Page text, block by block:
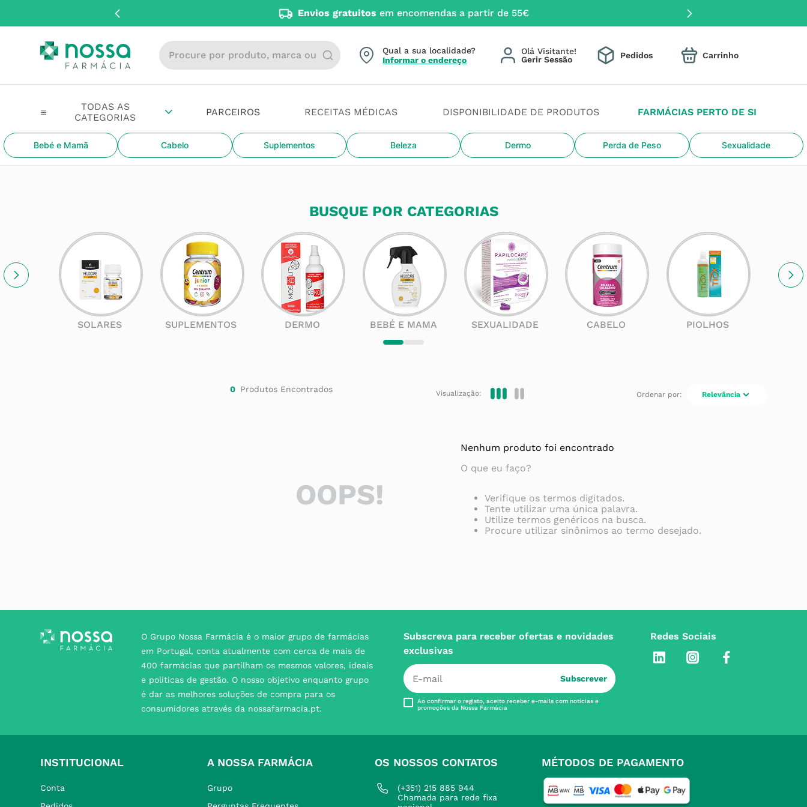
Envios gratuitos em encomendas a partir de 55€
Procure por produto, marca ou categoria
PARCEIROS RECEITAS MÉDICAS DISPONIBILIDADE DE PRODUTOS FARMÁCIAS PERTO DE SI
Bebé e Mamã Cabelo Suplementos Beleza Dermo Perda de Peso Sexualidade
Qual a sua localidade?
Informar o endereço
Olá Visitante! Pedidos
BUSQUE POR CATEGORIAS
SOLARES SUPLEMENTOS DERMO BEBÉ E MAMA SEXUALIDADE CABELO PIOLHOS
0 Visualização: Relevância
OOPS!
Nenhum produto foi encontrado
O que eu faço?
Verifique os termos digitados.
Tente utilizar uma única palavra.
Utilize termos genéricos na busca.
Procure utilizar sinônimos ao termo desejado.
O Grupo Nossa Farmácia é o maior grupo de farmácias
em Portugal, conta atualmente com cerca de mais de
400 farmácias que partilham os mesmos valores, ideais
e políticas de gestão. O nosso objetivo enquanto grupo
é dar as melhores soluções de compra para os
consumidores através da nossafarmacia.pt.
Subscreva para receber ofertas e novidades
exclusivas
Subscrever
Ao confirmar o registo, aceito receber e-mails com notícias e
promoções da Nossa Farmácia
Redes Sociais
INSTITUCIONAL
Conta
A NOSSA FARMÁCIA
Grupo
OS NOSSOS CONTATOS
(+351) 215 885 944
Chamada para rede fixa
MÉTODOS DE PAGAMENTO